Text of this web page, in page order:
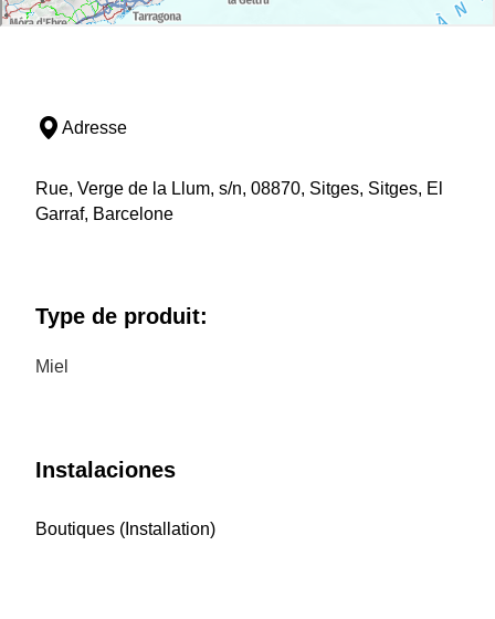
Adresse
Rue, Verge de la Llum, s/n, 08870, Sitges, Sitges, El
Garraf, Barcelone
Type de produit:
Miel
Instalaciones
Boutiques (Installation)